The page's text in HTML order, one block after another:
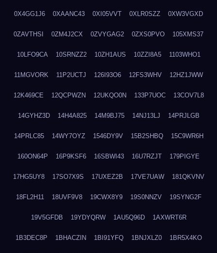
0X4GG1J6 0XAANC43 0XI05VVT 0XLR0SZZ 0XW3VGXD
0ZAVTHSI 0ZM4J2CX 0ZVYGAG2 0ZXS0PVO 105XMS37
10LFO9CA 10SRNZZ2 10ZH1AUS 10ZZI8A5 1103WHO1
11MGVORK 11P2UCTJ 126I93O6 12FS3WHV 12HZ1JWW
12K469CE 12QCPWZN 12UKQO0N 133P7UOC 13COV7L8
14GYHZ3D 14H4A825 14M9BJ75 14NJ13LJ 14PRJLGB
14PRLC85 14WY7OYZ 1546DY9V 15B2SHBQ 15C9WR6H
160ON64P 16P9KSF6 16SBWI43 16U7RZJT 179PIGYE
17HG5UY8 17SO7X9S 17UXEZ2B 17VE7UAW 181QKVNV
18FL2H11 18UVF9V8 19CWX8Y9 19S0NNZV 19SYNG2F
19V5GFDB 19YDYQRW 1AU5Q96D 1AXWRT6R
1B3DEC8P 1BHACZIN 1BI91YFQ 1BNJXLZ0 1BR5X4KO